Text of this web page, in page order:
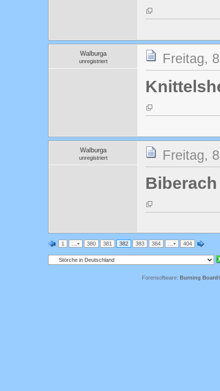
Walburga
unregistriert Freitag,
Walburga
unregistriert Freitag,
Biberach
1 380 381 382 383 384 404
Forensoftware: Burning